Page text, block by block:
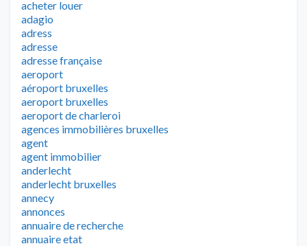
acheter louer
adagio
adress
adresse
adresse française
aeroport
aéroport bruxelles
aeroport bruxelles
aeroport de charleroi
agences immobilières bruxelles
agent
agent immobilier
anderlecht
anderlecht bruxelles
annecy
annonces
annuaire de recherche
annuaire etat